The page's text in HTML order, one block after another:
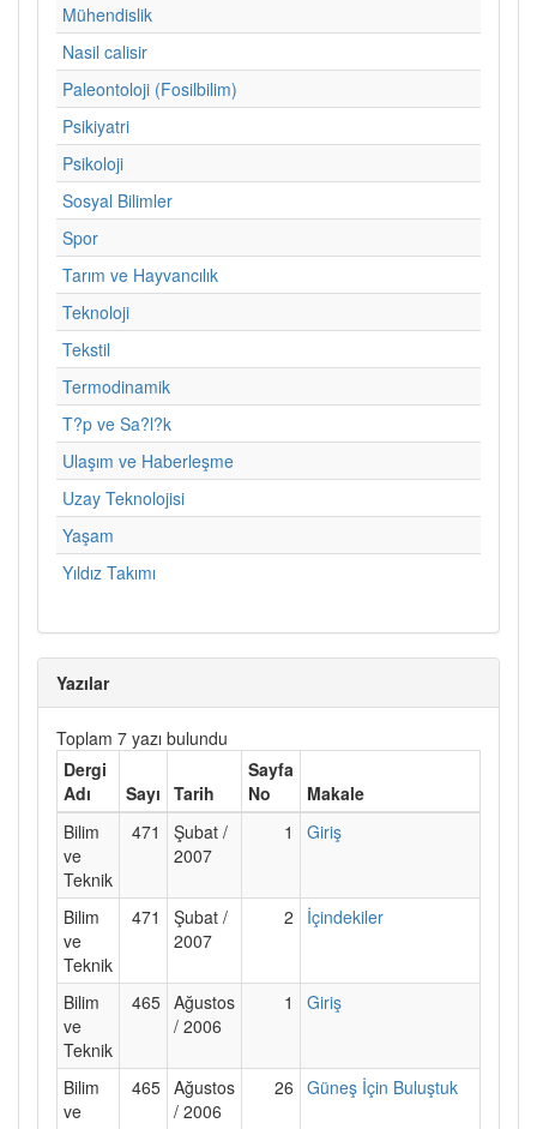
Mühendislik
Nasil calisir
Paleontoloji (Fosilbilim)
Psikiyatri
Psikoloji
Sosyal Bilimler
Spor
Tarım ve Hayvancılık
Teknoloji
Tekstil
Termodinamik
T?p ve Sa?l?k
Ulaşım ve Haberleşme
Uzay Teknolojisi
Yaşam
Yıldız Takımı
Yazılar
Toplam 7 yazı bulundu
Dergi
Adı
Sayı Tarih
Sayfa
No
Makale
Bilim
ve
Teknik
471
Şubat /
2007
1 Giriş
Bilim
ve
Teknik
471
Şubat /
2007
2 İçindekiler
Bilim
ve
Teknik
465 Ağustos
/ 2006
1 Giriş
Bilim
ve
465 Ağustos
/ 2006
26 Güneş İçin Buluştuk